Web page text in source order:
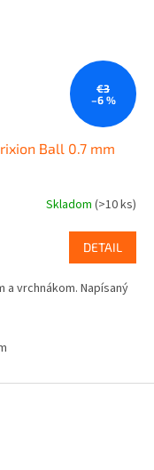
€3
–6 %
Ball 0.7 mm
Skladom (>10 ks)
DETAIL
vrchnákom. Napísaný